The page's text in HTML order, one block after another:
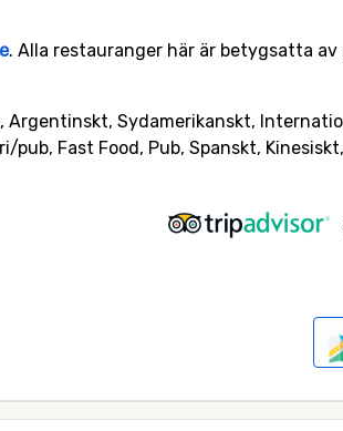
. Alla restauranger här är betygsatta
Argentinskt, Sydamerikanskt,
pub, Fast Food, Pub, Spanskt,